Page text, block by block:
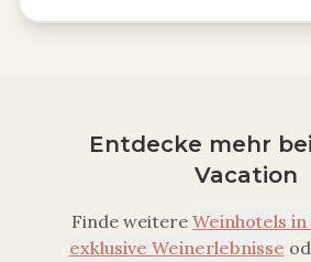
Entdecke mehr
Vacation
Finde weitere Weinhotels in
exklusive Weinerlebnisse